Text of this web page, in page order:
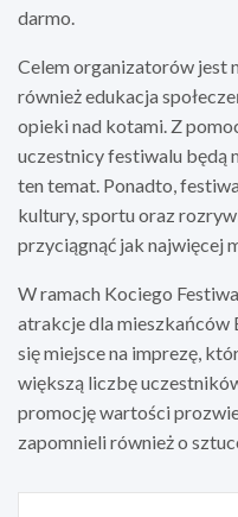
darmo.
Celem organizatorów jest
również edukacja
opieki nad kotami. Z
uczestnicy festiwalu będą
ten temat. Ponadto,
kultury, sportu oraz
przyciągnąć jak najwięcej
W ramach Kociego
atrakcje dla mieszkańców
się miejsce na imprezę,
większą liczbę
promocję wartości
zapomnieli również o